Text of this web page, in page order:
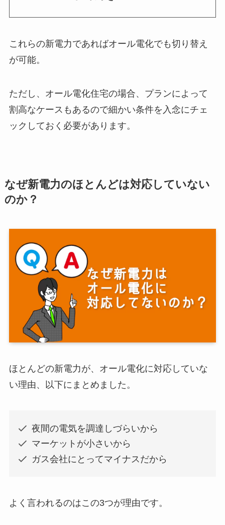
これらの新電力であればオール電化でも切り替え
が可能。
ただし、オール電化住宅の場合、プランによって
割高なケースもあるので細かい条件を入念にチェ
ックしておく必要があります。
なぜ新電力のほとんどは対応していない
のか？
ほとんどの新電力が、オール電化に対応していな
い理由、以下にまとめました。
夜間の電気を調達しづらいから
マーケットが小さいから
ガス会社にとってマイナスだから
よく言われるのはこの3つが理由です。